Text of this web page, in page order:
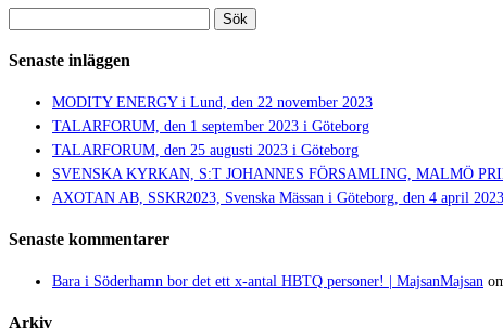
Senaste inläggen
MODITY ENERGY i Lund, den 22 november 2023
TALARFORUM, den 1 september 2023 i Göteborg
TALARFORUM, den 25 augusti 2023 i Göteborg
SVENSKA KYRKAN, S:T JOHANNES FÖRSAMLING, MALMÖ
AXOTAN AB, SSKR2023, Svenska Mässan i Göteborg, den 4 april 2023
Senaste kommentarer
Bara i Söderhamn bor det ett x-antal HBTQ personer! | MajsanMajsan
Arkiv